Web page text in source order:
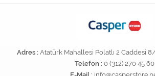
Adres : Atatürk Mahallesi Polatlı 2 Caddesi
Telefon : 0 (312) 270 45 60